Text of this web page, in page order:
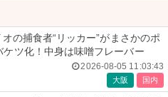
オの捕食者“リッカー”がまさかのポ
ケツ化！中身は味噌フレーバー
2026-08-05 11:03:43
大阪 国内